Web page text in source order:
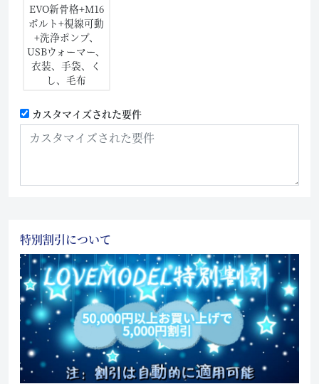
EVO新骨格+M16
ボルト+視線可動
+洗浄ポンプ、
USBウォーマー、
衣装、手袋、く
し、毛布
カスタマイズされた要件
特別割引について